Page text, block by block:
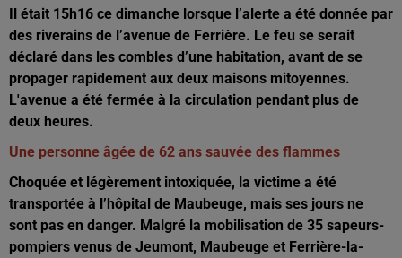
Il était 15h16 ce dimanche lorsque l’alerte a été donnée par
des riverains de l’avenue de Ferrière. Le feu se serait
déclaré dans les combles d’une habitation, avant de se
propager rapidement aux deux maisons mitoyennes.
L'avenue a été fermée à la circulation pendant plus de
deux heures.
Une personne âgée de 62 ans sauvée des flammes
Choquée et légèrement intoxiquée, la victime a été
transportée à l’hôpital de Maubeuge, mais ses jours ne
sont pas en danger. Malgré la mobilisation de 35 sapeurs-
pompiers venus de Jeumont, Maubeuge et Ferrière-la-